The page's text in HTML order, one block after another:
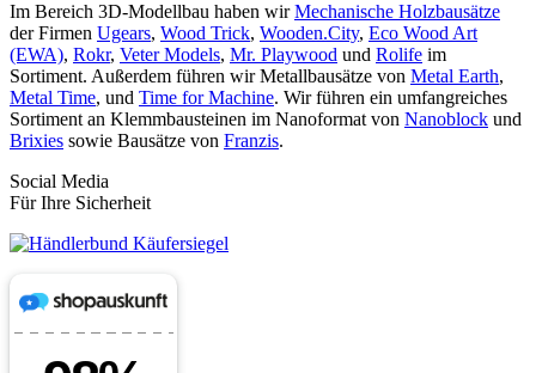
Im Bereich 3D-Modellbau haben wirMechanische Holzbausätze
der Firmen Ugears, Wood Trick, Wooden.City, Eco Wood Art
(EWA), Rokr, Veter Models, Mr. Playwood und Rolife im
Sortiment. Außerdem führen wir Metallbausätze von Metal Earth,
Metal Time, und Time for Machine. Wir führen ein umfangreiches
Sortiment an Klemmbausteinen im Nanoformat von Nanoblock und
Brixies sowie Bausätze von Franzis.
Social Media
Für Ihre Sicherheit